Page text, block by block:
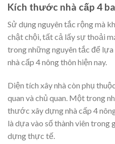
Kích thước nhà cấp 4
Sử dụng nguyên tắc rộng mà
chật chội, tất cả lấy sự thoải
trong những nguyên tắc để
nhà cấp 4 nông thôn hiện nay.
Diện tích xây nhà còn phụ
quan và chủ quan. Một trong
thước xây dựng nhà cấp 4
là dựa vào số thành viên trong
dựng thực tế.